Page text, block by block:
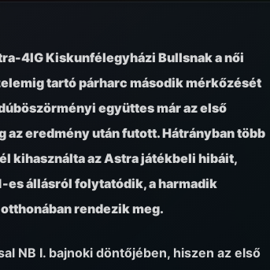
4IG Kiskunfélegyházi Bullsnak a női
tartó párharc második mérkőzését
együttes már az első
eredmény után futott. Hátrányban több
kihasználta az Astra játékbeli hibáit,
es állásról folytatódik, a harmadik
rendezik meg.
NB I. bajnoki döntőjében, hiszen az első